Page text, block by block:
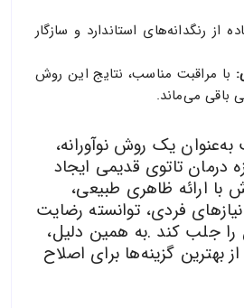
از رنگدانه‌های استاندارد و سازگار
: با مراقبت مناسب، نتایج این روش
باقی می‌ماند.
بهعنوان یک روش نوآورانه،
درمان تاتوی قدیمی ایجاد
با ارائه ظاهری طبیعی،
فردی، توانسته رضایت
را جلب کند .به همین دلیل،
بهترین گزینهها برای اصلاح